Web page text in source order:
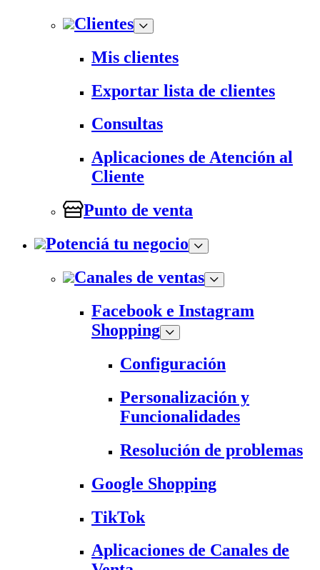
Clientes
Mis clientes
Exportar lista de clientes
Consultas
Aplicaciones de Atención al
Cliente
Punto de venta
Potenciá tu negocio
Canales de ventas
Facebook e Instagram
Shopping
Configuración
Personalización y
Funcionalidades
Resolución de problemas
Google Shopping
TikTok
Aplicaciones de Canales de